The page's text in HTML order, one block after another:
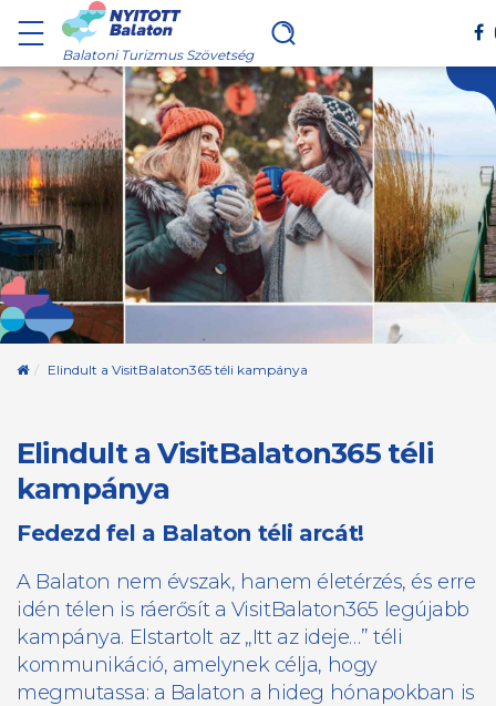
Balatoni Turizmus Szövetség
Kezdőoldal
Elindult a VisitBalaton365 téli kampánya
Elindult a VisitBalaton365 téli
kampánya
Fedezd fel a Balaton téli arcát!
A Balaton nem évszak, hanem életérzés, és erre
idén télen is ráerősít a VisitBalaton365 legújabb
kampánya. Elstartolt az „Itt az ideje…” téli
kommunikáció, amelynek célja, hogy
megmutassa: a Balaton a hideg hónapokban is